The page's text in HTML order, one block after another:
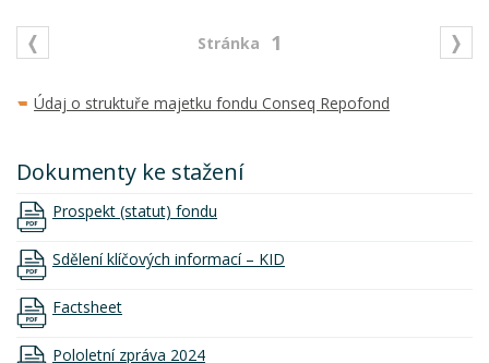
1
Údaj o struktuře majetku fondu Conseq Repofond
Dokumenty ke stažení
Prospekt (statut) fondu
Sdělení klíčových informací – KID
Factsheet
Pololetní zpráva 2024